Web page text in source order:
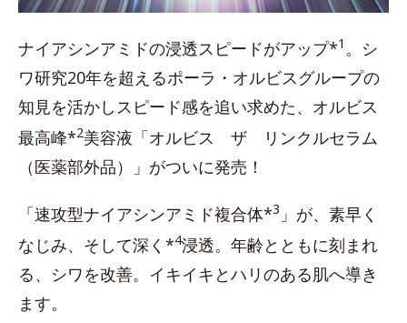
ナイアシンアミドの浸透スピードがアップ*1 。シ
ワ研究20年を超えるポーラ・オルビスグループの
知見を活かしスピード感を追い求めた、オルビス
最高峰*2美容液「オルビス ザ リンクルセラム
（医薬部外品）」がついに発売！
「速攻型ナイアシンアミド複合体*3 」が、素早く
なじみ、そして深く*4浸透。年齢とともに刻まれ
る、シワを改善。イキイキとハリのある肌へ導き
ます。